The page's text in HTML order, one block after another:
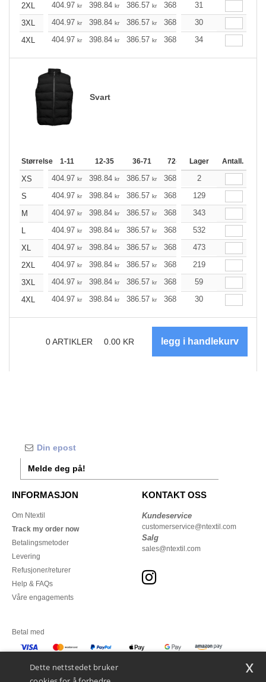
2XL
404.97 kr 398.84 kr 386.57 kr 368.17 349.78
31
3XL
404.97 kr 398.84 kr 386.57 kr 368.17 349.78
30
4XL
404.97 kr 398.84 kr 386.57 kr 368.17 349.78
34
Svart
Størrelse 1-11 12-35 36-71 72-143 144-287
Lager Antall.
XS 404.97 kr 398.84 kr 386.57 kr 368.17
2
S
404.97 kr 398.84 kr 386.57 kr 368.17 kr 349.78
129
M
404.97 kr 398.84 kr 386.57 kr 368.17 kr 349.78
343
L
404.97 kr 398.84 kr 386.57 kr 368.17 kr 349.78
532
XL
404.97 kr 398.84 kr 386.57 kr 368.17 kr 349.78
473
2XL
404.97 kr 398.84 kr 386.57 kr 368.17 kr 349.78
219
3XL
404.97 kr 398.84 kr 386.57 kr 368.17 349.78
59
4XL
404.97 kr 398.84 kr 386.57 kr 368.17 349.78
30
0ARTIKLER 0.00 KR
Melde deg på!
INFORMASJON
Om Ntextil
Track my order now
Betalingsmetoder
Levering
Refusjoner/returer
Help & FAQs
Våre engagements
KONTAKT OSS
Kundeservice
customerservice@ntextil.com
Salg
sales@ntextil.com
Betal med
Dette nettstedet bruker
x